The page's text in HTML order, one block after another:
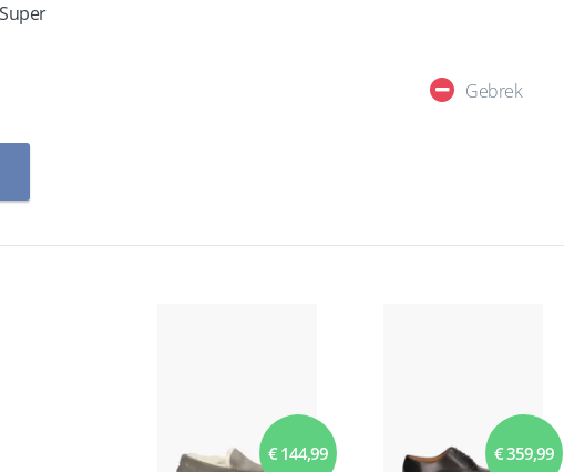
Gebrek
€ 144,99 € 359,99